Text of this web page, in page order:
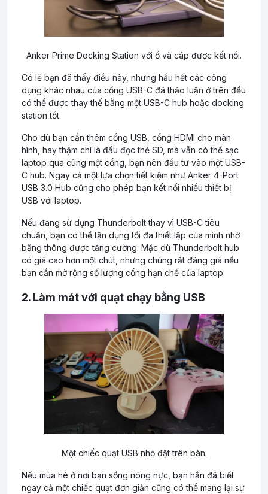
Anker Prime Docking Station với ổ và cáp được kết nối.
Có lẽ bạn đã thấy điều này, nhưng hầu hết các công
dụng khác nhau của cổng USB-C đã thảo luận ở trên đều
có thể được thay thế bằng một USB-C hub hoặc docking
station tốt.
Cho dù bạn cần thêm cổng USB, cổng HDMI cho màn
hình, hay thậm chí là đầu đọc thẻ SD, mà vẫn có thể sạc
laptop qua cùng một cổng, bạn nên đầu tư vào một USB-
C hub. Ngay cả một lựa chọn tiết kiệm như Anker 4-Port
USB 3.0 Hub cũng cho phép bạn kết nối nhiều thiết bị
USB với laptop.
Nếu đang sử dụng Thunderbolt thay vì USB-C tiêu
chuẩn, bạn có thể tận dụng tối đa thiết lập của mình nhờ
băng thông được tăng cường. Mặc dù Thunderbolt hub
có giá cao hơn một chút, nhưng chúng rất đáng giá nếu
bạn cần mở rộng số lượng cổng hạn chế của laptop.
2. Làm mát với quạt chạy bằng USB
Một chiếc quạt USB nhỏ đặt trên bàn.
Nếu mùa hè ở nơi bạn sống nóng nực, bạn hẳn đã biết
ngay cả một chiếc quạt đơn giản cũng có thể mang lại sự